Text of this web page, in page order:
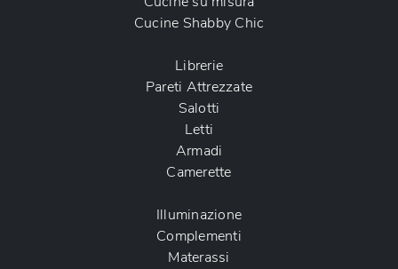
Cucine Shabby Chic
Librerie
Pareti Attrezzate
Salotti
Letti
Armadi
Camerette
Illuminazione
Complementi
Materassi